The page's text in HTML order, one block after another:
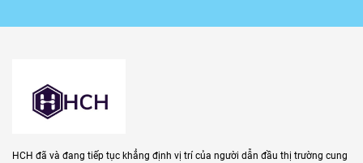
HCH đã và đang tiếp tục khẳng định vị trí của người dẫn đầu thị trường cung